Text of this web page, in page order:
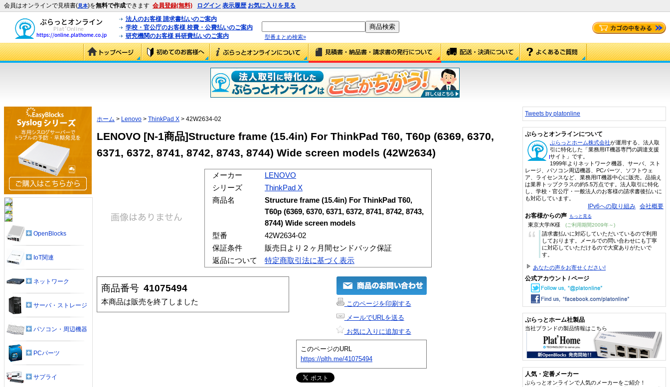
会員はオンラインで見積書(見本)を無料で作成できます 会員登録(無料) ログイン 表示履歴 お気に入りを見る
法人のお客様 請求書払いのご案内
学校・官公庁のお客様 校費・公費払いのご案内
研究機関のお客様 科研費払いのご案内
型番まとめ検索»
ホーム > Lenovo > ThinkPad X > 42W2634-02
LENOVO [N-1商品]Structure frame (15.4in) For ThinkPad T60, T60p (6369, 6370,
6371, 6372, 8741, 8742, 8743, 8744) Wide screen models (42W2634)
メーカー
LENOVO
シリーズ
ThinkPad X
商品名
Structure frame (15.4in) For ThinkPad T60,
T60p (6369, 6370, 6371, 6372, 8741, 8742, 8743,
8744) Wide screen models
型番
42W2634-02
保証条件
販売日より２ヶ月間センドバック保証
返品について
特定商取引法に基づく表示
商品番号 41075494
本商品は販売を終了しました
このページを印刷する
メールでURLを送る
お気に入りに追加する
このページのURL
https://plth.me/41075494
OpenBlocks
IoT関連
ネットワーク
サーバ・ストレージ
パソコン・周辺機器
PCパーツ
サプライ
Tweets by platonline
ぷらっとオンラインについて
ぷらっとホーム株式会社が運用する、法人取
引に特化した「業務用IT機器専門の調達支援
サイト」です。
1999年よりネットワーク機器、サーバ、スト
レージ、パソコン周辺機器、PCパーツ、ソフトウェ
ア、ライセンスなど、業務用IT機器中心に販売。品揃え
は業界トップクラスの約5.5万点です。法人取引に特化
し、学校・官公庁・一般法人のお客様の請求書後払いに
も対応しています。
IPv6への取り組み 会社概要
お客様からの声 もっと見る
東京大学/K様 (ご利用期間2009年～)
“
請求書払いに対応していただいているので利用
しております。メールでの問い合わせにも丁寧
に対応していただけるので大変ありがたいで
す。
あなたの声をお寄せください!
公式アカウント / ページ
ぷらっとホーム社製品
当社ブランドの製品情報はこちら
人気・定番メーカー
ぷらっとオンラインで人気のメーカーをご紹介！